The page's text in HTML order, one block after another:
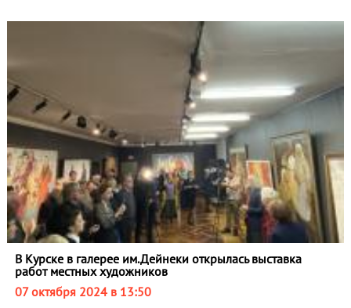
В Курске в галерее им.Дейнеки открылась выставка
работ местных художников
07 октября 2024 в 13:50